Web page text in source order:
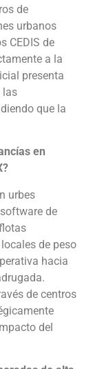
de
urbanos
CEDIS de
a la
presenta
las
que la
en
urbes
de
de peso
hacia
de centros
del